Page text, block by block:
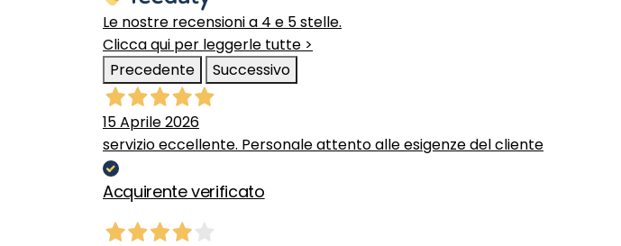
Le nostre recensioni a 4 e 5 stelle.
Clicca qui per leggerle tutte >
Precedente
Successivo
15 Aprile 2026
servizio eccellente. Personale attento alle esigenze del cliente
Acquirente verificato